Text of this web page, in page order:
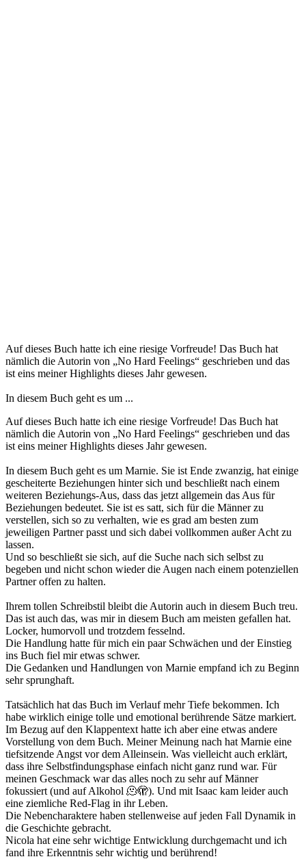
Auf dieses Buch hatte ich eine riesige Vorfreude! Das Buch hat
nämlich die Autorin von „No Hard Feelings“ geschrieben und das
ist eins meiner Highlights dieses Jahr gewesen.
In diesem Buch geht es um ...
Auf dieses Buch hatte ich eine riesige Vorfreude! Das Buch hat
nämlich die Autorin von „No Hard Feelings“ geschrieben und das
ist eins meiner Highlights dieses Jahr gewesen.
In diesem Buch geht es um Marnie. Sie ist Ende zwanzig, hat einige
gescheiterte Beziehungen hinter sich und beschließt nach einem
weiteren Beziehungs-Aus, dass das jetzt allgemein das Aus für
Beziehungen bedeutet. Sie ist es satt, sich für die Männer zu
verstellen, sich so zu verhalten, wie es grad am besten zum
jeweiligen Partner passt und sich dabei vollkommen außer Acht zu
lassen.
Und so beschließt sie sich, auf die Suche nach sich selbst zu
begeben und nicht schon wieder die Augen nach einem potenziellen
Partner offen zu halten.
Ihrem tollen Schreibstil bleibt die Autorin auch in diesem Buch treu.
Das ist auch das, was mir in diesem Buch am meisten gefallen hat.
Locker, humorvoll und trotzdem fesselnd.
Die Handlung hatte für mich ein paar Schwächen und der Einstieg
ins Buch fiel mir etwas schwer.
Die Gedanken und Handlungen von Marnie empfand ich zu Beginn
sehr sprunghaft.
Tatsächlich hat das Buch im Verlauf mehr Tiefe bekommen. Ich
habe wirklich einige tolle und emotional berührende Sätze markiert.
Im Bezug auf den Klappentext hatte ich aber eine etwas andere
Vorstellung von dem Buch. Meiner Meinung nach hat Marnie eine
tiefsitzende Angst vor dem Alleinsein. Was vielleicht auch erklärt,
dass ihre Selbstfindungsphase einfach nicht ganz rund war. Für
meinen Geschmack war das alles noch zu sehr auf Männer
fokussiert (und auf Alkohol 🫠🫣). Und mit Isaac kam leider auch
eine ziemliche Red-Flag in ihr Leben.
Die Nebencharaktere haben stellenweise auf jeden Fall Dynamik in
die Geschichte gebracht.
Nicola hat eine sehr wichtige Entwicklung durchgemacht und ich
fand ihre Erkenntnis sehr wichtig und berührend!